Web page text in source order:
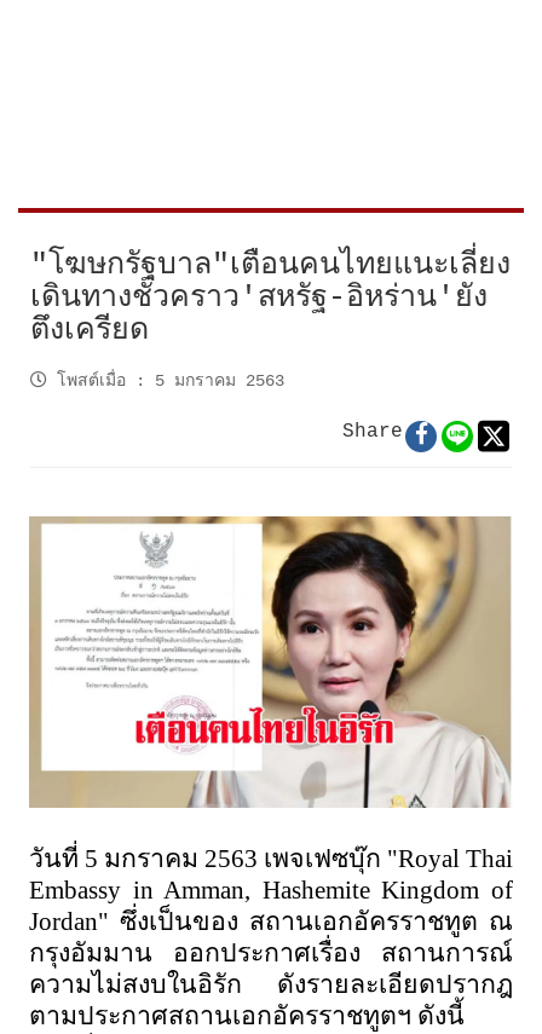
"โฆษกรัฐบาล"เตือนคนไทยแนะเลี่ยง
เดินทางชั่วคราว'สหรัฐ-อิหร่าน'ยัง
ตึงเครียด
โพสต์เมื่อ : 5 มกราคม 2563
Share
วันที่ 5 มกราคม 2563 เพจเฟซบุ๊ก "Royal Thai
Embassy in Amman, Hashemite Kingdom of
Jordan" ซึ่งเป็นของ สถานเอกอัครราชทูต ณ
กรุงอัมมาน ออกประกาศเรื่อง สถานการณ์
ความไม่สงบในอิรัก ดังรายละเอียดปรากฎ
ตามประกาศสถานเอกอัครราชทูตฯ ดังนี้